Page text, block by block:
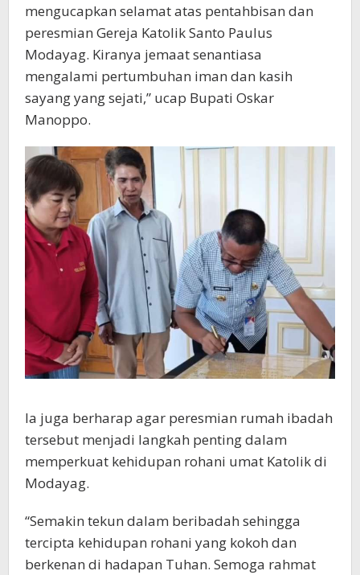
mengucapkan selamat atas pentahbisan dan
peresmian Gereja Katolik Santo Paulus
Modayag. Kiranya jemaat senantiasa
mengalami pertumbuhan iman dan kasih
sayang yang sejati,” ucap Bupati Oskar
Manoppo.
Ia juga berharap agar peresmian rumah ibadah
tersebut menjadi langkah penting dalam
memperkuat kehidupan rohani umat Katolik di
Modayag.
“Semakin tekun dalam beribadah sehingga
tercipta kehidupan rohani yang kokoh dan
berkenan di hadapan Tuhan. Semoga rahmat